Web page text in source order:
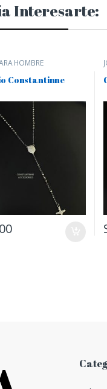
Interesarte:
HOMBRE
Constantinne